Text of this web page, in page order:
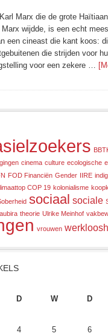
Marx die de grote
wijdde, is een echt
een cineast die kant koos:
die strijden voor
voor een zekere …
cinema culture ecologische
FOD Financiën Gender IIRE
COP 19 kolonialisme
sociaal sociale
theorie Ulrike Meinhof
vrouwen
D W D
4 5 6